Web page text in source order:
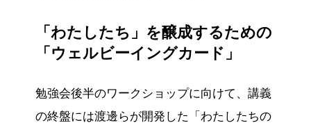
「わたしたち」を醸成するための
「ウェルビーイングカード」
勉強会後半のワークショップに向けて、講義
の終盤には渡邊らが開発した「わたしたちの